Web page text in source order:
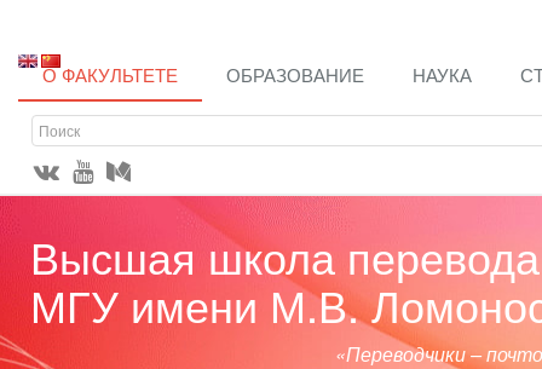
О ФАКУЛЬТЕТЕ ОБРАЗОВАНИЕ НАУКА
Высшая школа
МГУ имени М.В.
«Переводчики –